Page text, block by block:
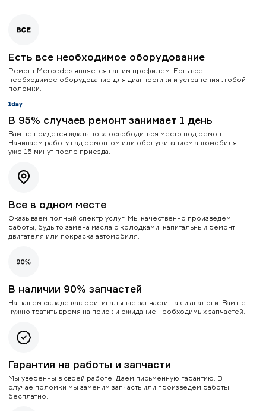
Есть все необходимое оборудование
Ремонт Mercedes является нашим профилем. Есть все
необходимое оборудование для диагностики и устранения любой
поломки.
В 95% случаев ремонт занимает 1 день
Вам не придется ждать пока освободиться место под ремонт.
Начинаем работу над ремонтом или обслуживанием автомобиля
уже 15 минут после приезда.
Все в одном месте
Оказываем полный спектр услуг. Мы качественно произведем
работы, будь то замена масла с колодками, капитальный ремонт
двигателя или покраска автомобиля.
В наличии 90% запчастей
На нашем складе как оригинальные запчасти, так и аналоги. Вам не
нужно тратить время на поиск и ожидание необходимых запчастей.
Гарантия на работы и запчасти
Мы уверенны в своей работе. Даем письменную гарантию. В
случае поломки мы заменим запчасть или произведем работы
бесплатно.